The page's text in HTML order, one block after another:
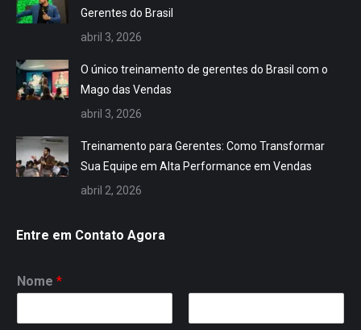
newnew
new
new
newnew
Gerentes do Brasil
abril 3, 2026
O único treinamento de gerentes do Brasil com o
Mago das Vendas
abril 3, 2026
Treinamento para Gerentes: Como Transformar
Sua Equipe em Alta Performance em Vendas
abril 2, 2026
Entre em Contato Agora
Nome *